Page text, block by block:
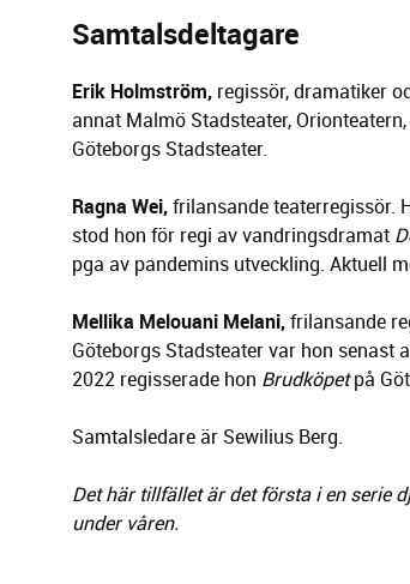
Samtalsdeltagare
Erik Holmström, regissör, dramatiker
annat Malmö Stadsteater,
Göteborgs Stadsteater.
Ragna Wei,frilansande teaterregissör.
stod hon för regi av vandringsdramat
pga av pandemins utveckling. Aktuell
Mellika Melouani Melani,frilansande
Göteborgs Stadsteater var hon senast
2022 regisserade hon Brudköpetpå
Samtalsledare är Sewilius Berg.
Det här tillfället är det första i en serie
under våren.